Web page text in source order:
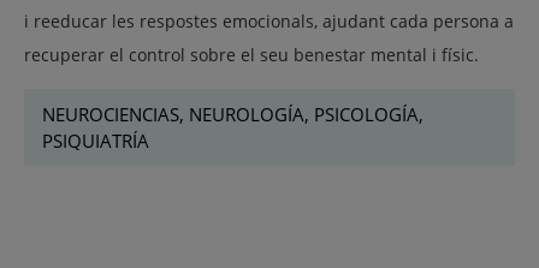
i reeducar les respostes emocionals, ajudant cada persona a
recuperar el control sobre el seu benestar mental i físic.
NEUROCIENCIAS, NEUROLOGÍA, PSICOLOGÍA,
PSIQUIATRÍA